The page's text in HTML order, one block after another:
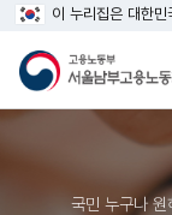
이 누리집은 대한
국민 누구나 원